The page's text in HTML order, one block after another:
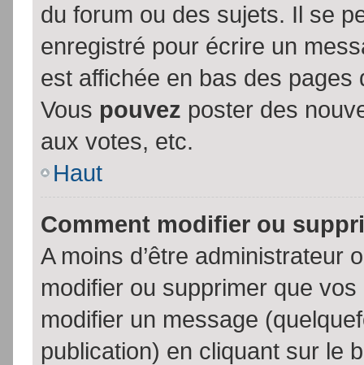
du forum ou des sujets. Il se
enregistré pour écrire un
est affichée en bas des
Vous pouvez poster des
aux votes, etc.
Haut
Comment modifier ou
A moins d’être administrateur
modifier ou supprimer que
modifier un message
publication) en cliquant sur le